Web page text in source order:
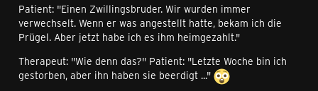
Patient: "Einen Zwillingsbruder. Wir wurden immer
verwechselt. Wenn er was angestellt hatte, bekam ich die
Prügel. Aber jetzt habe ich es ihm heimgezahlt."
Therapeut: "Wie denn das?" Patient: "Letzte Woche bin ich
gestorben, aber ihn haben sie beerdigt ..."